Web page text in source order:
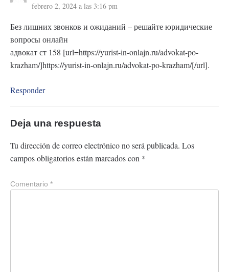
febrero 2, 2024 a las 3:16 pm
Без лишних звонков и ожиданий – решайте юридические
вопросы онлайн
адвокат ст 158 [url=https://yurist-in-onlajn.ru/advokat-po-
krazham/]https://yurist-in-onlajn.ru/advokat-po-krazham/[/url].
Responder
Deja una respuesta
Tu dirección de correo electrónico no será publicada. Los
campos obligatorios están marcados con *
Comentario *